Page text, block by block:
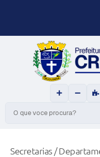
O que voce procura?
Secretarias /